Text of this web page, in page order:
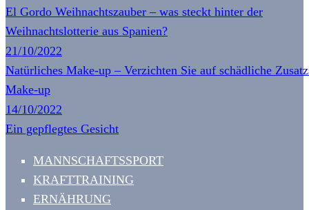
El Gordo Weihnachtszauber – was steckt hinter der
Weihnachtslotterie aus Spanien?
21/10/2022
Natürliches Make-up – Verzichten Sie auf schädliche
Make-up
14/10/2022
Ein gepflegtes Gesicht
MANNSCHAFTSSPORT
KRAFTTRAINING
ERNÄHRUNG